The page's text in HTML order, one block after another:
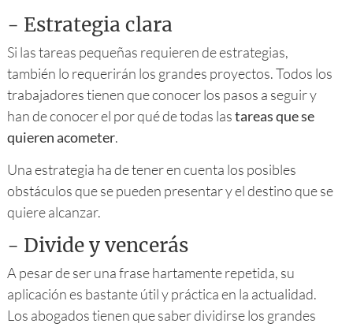
- Estrategia clara
Si las tareas pequeñas requieren de estrategias,
también lo requerirán los grandes proyectos. Todos los
trabajadores tienen que conocer los pasos a seguir y
han de conocer el por qué de todas lastareas que se
quieren acometer.
Una estrategia ha de tener en cuenta los posibles
obstáculos que se pueden presentar y el destino que se
quiere alcanzar.
- Divide y vencerás
A pesar de ser una frase hartamente repetida, su
aplicación es bastante útil y práctica en la actualidad.
Los abogados tienen que saber dividirse los grandes